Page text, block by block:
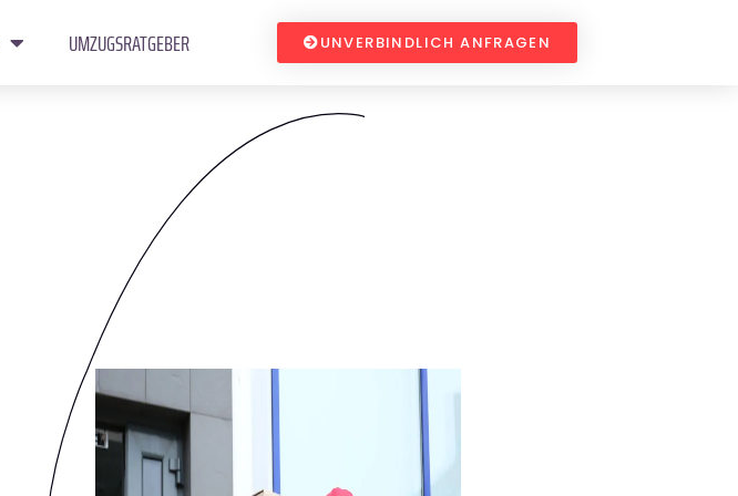
UMZUGSRATGEBER UNVERBINDLICH ANFRAGEN